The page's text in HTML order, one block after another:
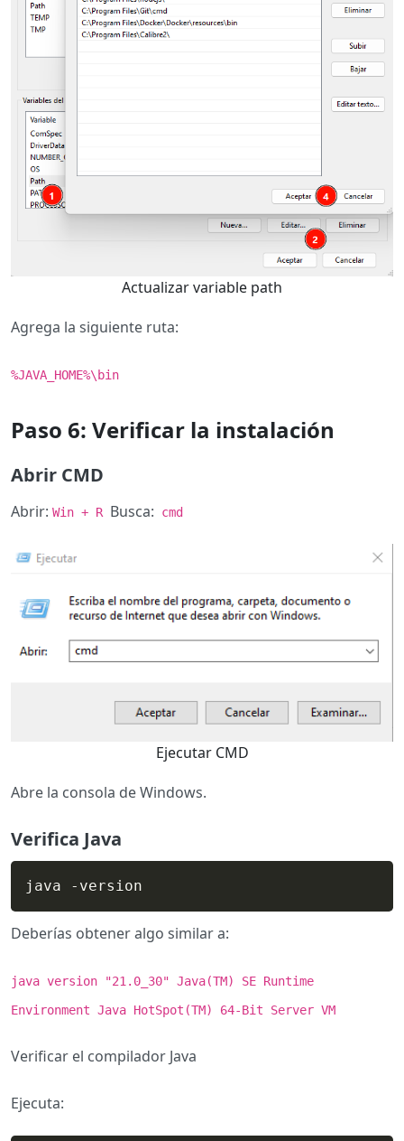
Actualizar variable path
Agrega la siguiente ruta:
%JAVA_HOME%\bin
Paso 6: Verificar la instalación
Abrir CMD
Abrir: Win + R Busca: cmd
Ejecutar CMD
Abre la consola de Windows.
Verifica Java
java -version
Deberías obtener algo similar a:
java version "21.0_30" Java(TM) SE Runtime
Environment Java HotSpot(TM) 64-Bit Server VM
Verificar el compilador Java
Ejecuta: